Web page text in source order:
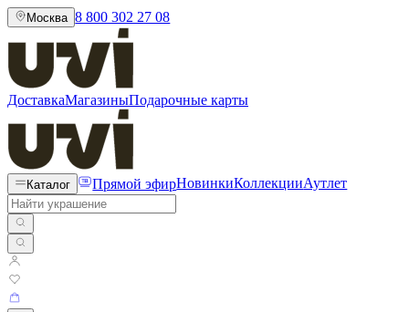
Москва 8 800 302 27 08
ДоставкаМагазиныПодарочные карты
Каталог Прямой эфирНовинкиКоллекцииАутлет